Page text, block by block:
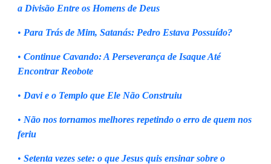
a Divisão Entre os Homens de Deus
• Para Trás de Mim, Satanás: Pedro Estava Possuído?
• Continue Cavando: A Perseverança de Isaque Até
Encontrar Reobote
• Davi e o Templo que Ele Não Construiu
• Não nos tornamos melhores repetindo o erro de quem nos
feriu
• Setenta vezes sete: o que Jesus quis ensinar sobre o